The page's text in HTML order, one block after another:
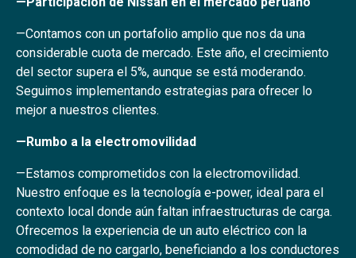
—Contamos con un portafolio amplio que nos da una
considerable cuota de mercado. Este año, el crecimiento
del sector supera el 5%, aunque se está moderando.
Seguimos implementando estrategias para ofrecer lo
mejor a nuestros clientes.
—Rumbo a la electromovilidad
—Estamos comprometidos con la electromovilidad.
Nuestro enfoque es la tecnología e-power, ideal para el
contexto local donde aún faltan infraestructuras de carga.
Ofrecemos la experiencia de un auto eléctrico con la
comodidad de no cargarlo, beneficiando a los conductores